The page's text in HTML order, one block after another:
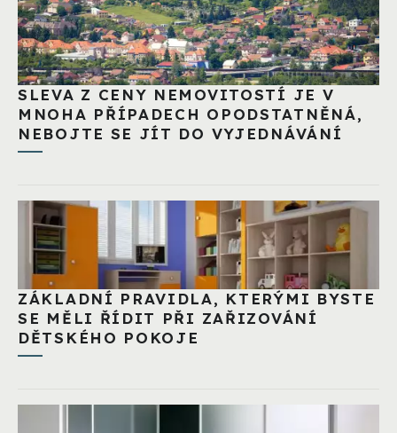
SLEVA Z CENY NEMOVITOSTÍ JE V
MNOHA PŘÍPADECH OPODSTATNĚNÁ,
NEBOJTE SE JÍT DO VYJEDNÁVÁNÍ
ZÁKLADNÍ PRAVIDLA, KTERÝMI BYSTE
SE MĚLI ŘÍDIT PŘI ZAŘIZOVÁNÍ
DĚTSKÉHO POKOJE